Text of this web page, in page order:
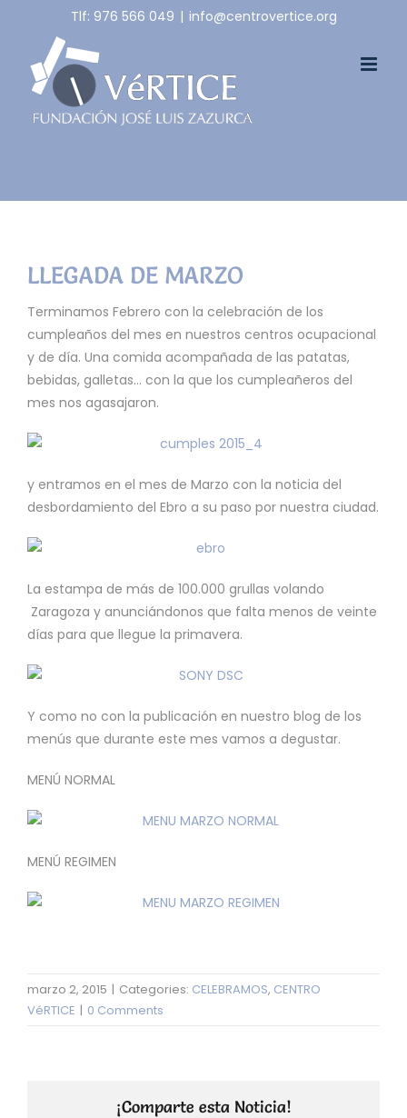
content
Tlf: 976 566 049 | info@centrovertice.org
LLEGADA DE MARZO
Terminamos Febrero con la celebración de los
cumpleaños del mes en nuestros centros ocupacional
y de día. Una comida acompañada de las patatas,
bebidas, galletas… con la que los cumpleañeros del
mes nos agasajaron.
y entramos en el mes de Marzo con la noticia del
desbordamiento del Ebro a su paso por nuestra ciudad.
La estampa de más de 100.000 grullas volando
Zaragoza y anunciándonos que falta menos de veinte
días para que llegue la primavera.
Y como no con la publicación en nuestro blog de los
menús que durante este mes vamos a degustar.
MENÚ NORMAL
MENÚ REGIMEN
marzo 2, 2015 | Categories: CELEBRAMOS, CENTRO
VéRTICE | 0 Comments
¡Comparte esta Noticia!